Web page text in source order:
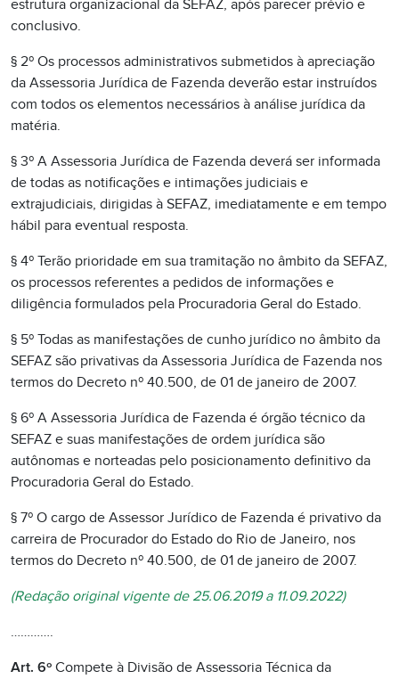
estrutura organizacional da SEFAZ, após parecer prévio e
conclusivo.
§ 2º Os processos administrativos submetidos à apreciação
da Assessoria Jurídica de Fazenda deverão estar instruídos
com todos os elementos necessários à análise jurídica da
matéria.
§ 3º A Assessoria Jurídica de Fazenda deverá ser informada
de todas as notificações e intimações judiciais e
extrajudiciais, dirigidas à SEFAZ, imediatamente e em tempo
hábil para eventual resposta.
§ 4º Terão prioridade em sua tramitação no âmbito da SEFAZ,
os processos referentes a pedidos de informações e
diligência formulados pela Procuradoria Geral do Estado.
§ 5º Todas as manifestações de cunho jurídico no âmbito da
SEFAZ são privativas da Assessoria Jurídica de Fazenda nos
termos do Decreto nº 40.500, de 01 de janeiro de 2007.
§ 6º A Assessoria Jurídica de Fazenda é órgão técnico da
SEFAZ e suas manifestações de ordem jurídica são
autônomas e norteadas pelo posicionamento definitivo da
Procuradoria Geral do Estado.
§ 7º O cargo de Assessor Jurídico de Fazenda é privativo da
carreira de Procurador do Estado do Rio de Janeiro, nos
termos do Decreto nº 40.500, de 01 de janeiro de 2007.
(Redação original vigente de 25.06.2019 a 11.09.2022)
………….
Art. 6º Compete à Divisão de Assessoria Técnica da